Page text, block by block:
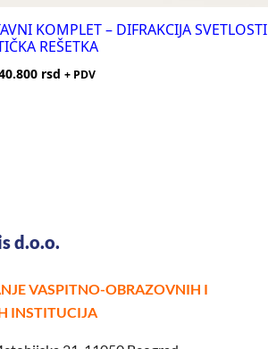
KOMPLET – DIFRAKCIJA SVETLOSTI
REŠETKA
rsd + PDV
d.o.o.
VASPITNO-OBRAZOVNIH I
INSTITUCIJA